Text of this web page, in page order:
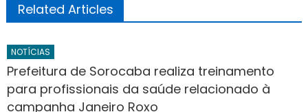
Related Articles
NOTÍCIAS
Prefeitura de Sorocaba realiza treinamento
para profissionais da saúde relacionado à
campanha Janeiro Roxo